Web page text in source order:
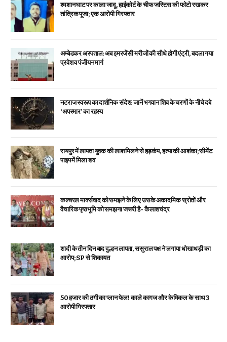
श्मशान घाट पर काला जादू, हाईकोर्ट के चीफ जस्टिस की फोटो रखकर
तांत्रिक पूजा; एक आरोपी गिरफ्तार
अम्बेडकर अस्पताल: अब इमरजेंसी मरीजों की सीधे होगी एंट्री, बदला गया
प्रवेश व पंजीयन मार्ग
नटराज स्वरूप का दार्शनिक संदेश: जानें भगवान शिव के चरणों के नीचे दबे
‘अपस्मार’ का रहस्य
रायपुर में लापता युवक की लाश मिलने से हड़कंप, हत्या की आशंका; सीमेंट
पाइप में मिला शव
कल्चरल मार्क्सवाद को समझने के लिए उसके अकादमिक स्रोतों और
वैचारिक पृष्ठभूमि को समझना जरूरी है- कैलाशचंद्र
शादी के तीन दिन बाद दुल्हन लापता, ससुराल पक्ष ने लगाया धोखाधड़ी का
आरोप; SP से शिकायत
₹50 हजार की ठगी का प्लान फेल! काले कागज और केमिकल के साथ 3
आरोपी गिरफ्तार